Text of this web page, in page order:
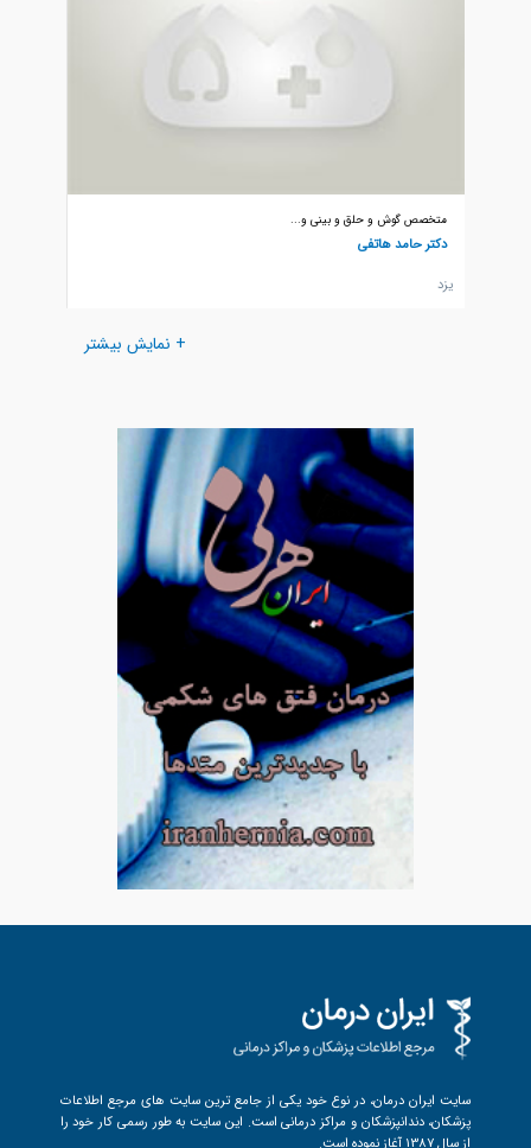
متخصص گوش و حلق و بینی و...
دکتر حامد هاتفی
يزد
+ نمایش بیشتر
سایت ایران درمان، در نوع خود یکی از جامع ترین سایت های مرجع اطلاعات
پزشکان، دندانپزشکان و مراکز درمانی است. این سایت به طور رسمی کار خود را
از سال 1387 آغاز نموده است.